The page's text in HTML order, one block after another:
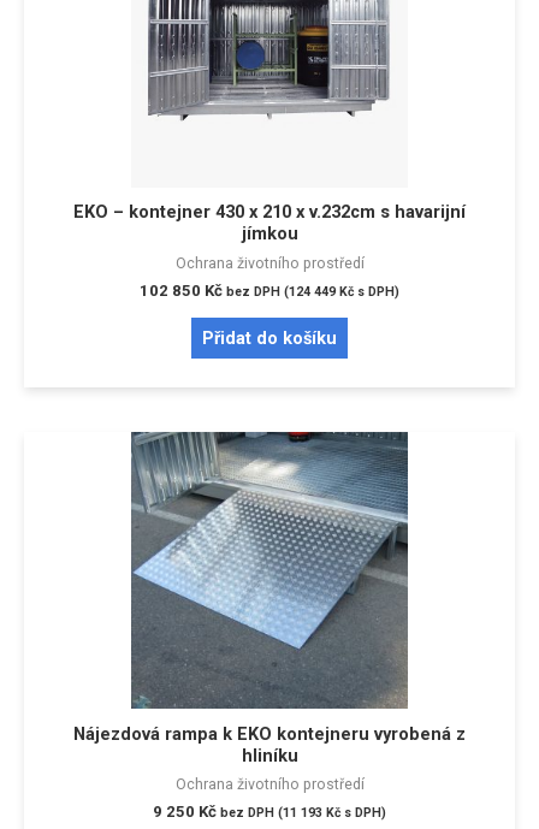
EKO – kontejner 430 x 210 x v.232cm s havarijní
jímkou
Ochrana životního prostředí
102 850 Kč bez DPH (124 449Kč s DPH)
Přidat do košíku
Nájezdová rampa k EKO kontejneru vyrobená z
hliníku
Ochrana životního prostředí
9 250 Kč bez DPH (11 193 Kč s DPH)